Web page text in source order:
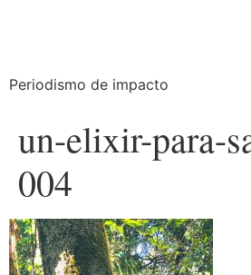
Periodismo de impacto
un-elixir-para-
004